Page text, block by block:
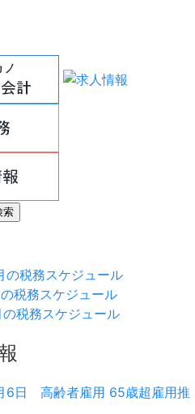
索
の税務スケジュール
税務スケジュール
税務スケジュール
6日 高齢者雇用 65歳超雇用推